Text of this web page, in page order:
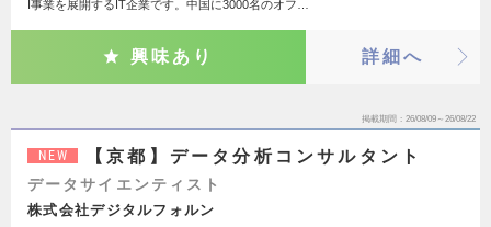
I事業を展開するIT企業です。中国に3000名のオフ…
興味あり 詳細へ
掲載期間 26/08/09～26/08/22
NEW 【京都】データ分析コンサルタント
データサイエンティスト
株式会社デジタルフォルン